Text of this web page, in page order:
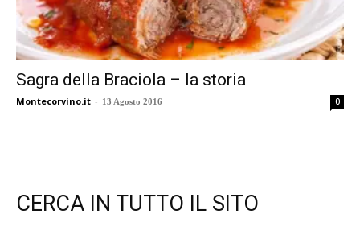
Sagra della Braciola – la storia
Montecorvino.it - 13 Agosto 2016 0
CERCA IN TUTTO IL SITO